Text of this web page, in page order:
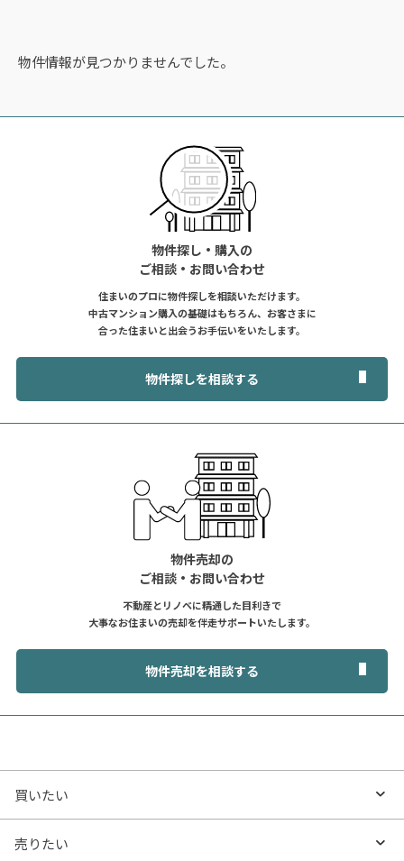
物件情報が見つかりませんでした。
物件探し・購入の
ご相談・お問い合わせ
住まいのプロに物件探しを相談いただけます。
中古マンション購入の基礎はもちろん、お客さまに
合った住まいと出会うお手伝いをいたします。
物件探しを相談する
物件売却の
ご相談・お問い合わせ
不動産とリノベに精通した目利きで
大事なお住まいの売却を伴走サポートいたします。
物件売却を相談する
買いたい
買いたいTOP
売りたい